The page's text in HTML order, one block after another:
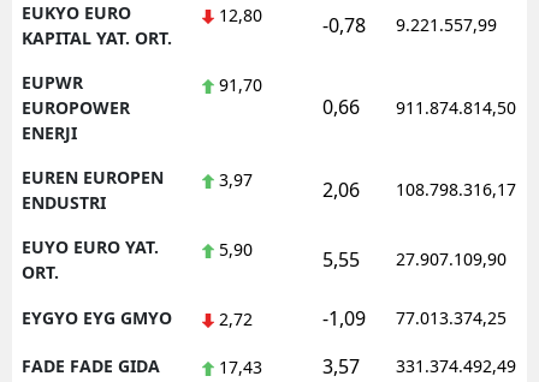
EUKYO EURO
KAPITAL YAT. ORT.
12,80 -0,78 9.221.557,99
EUPWR
EUROPOWER
ENERJI
91,70
0,66 911.874.814,50
EUREN EUROPEN
ENDUSTRI
3,97 2,06 108.798.316,17
EUYO EURO YAT.
ORT.
5,90 5,55 27.907.109,90
EYGYO EYG GMYO 2,72 -1,09 77.013.374,25
FADE FADE GIDA 17,43 3,57 331.374.492,49